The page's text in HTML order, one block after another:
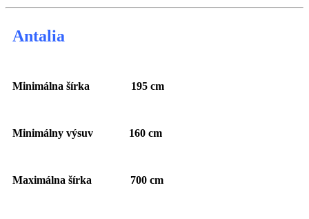
Antalia
Minimálna šírka 195 cm
Minimálny výsuv 160 cm
Maximálna šírka 700 cm